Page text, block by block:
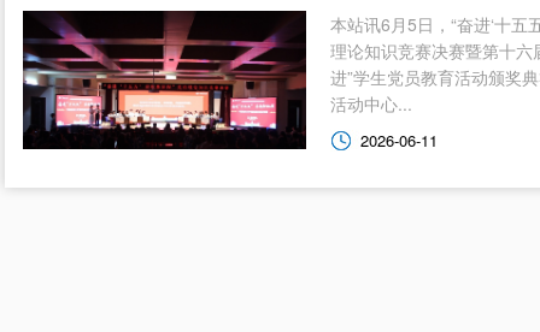
本站讯6月5日，“奋进‘十五
理论知识竞赛决赛暨第十六
进”学生党员教育活动颁奖
活动中心...
2026-06-11